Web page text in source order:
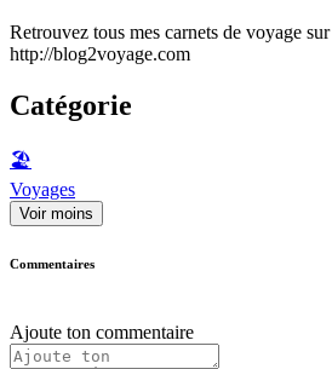
Retrouvez tous mes carnets de voyage
http://blog2voyage.com
Catégorie
🏖
Voyages
Voir moins
Commentaires
Ajoute ton commentaire